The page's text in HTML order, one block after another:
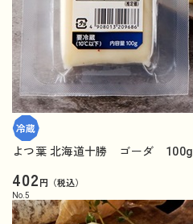
よつ葉 北海道十勝 ゴーダ 100g
402円（税込）
No. 5